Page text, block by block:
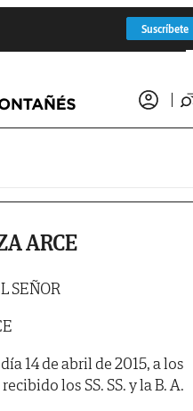
Suscríbete
ARCE
SEÑOR
14 de abril de 2015, a los
los SS. SS. y la B. A.